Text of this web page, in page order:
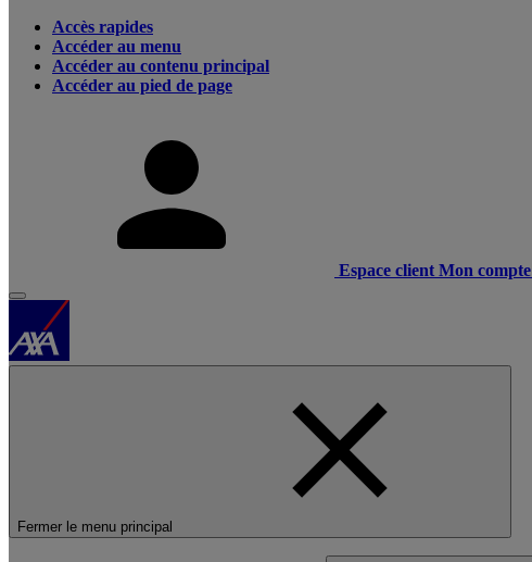
Accès rapides
Accéder au menu
Accéder au contenu principal
Accéder au pied de page
Espace client Mon compte
Fermer le menu principal